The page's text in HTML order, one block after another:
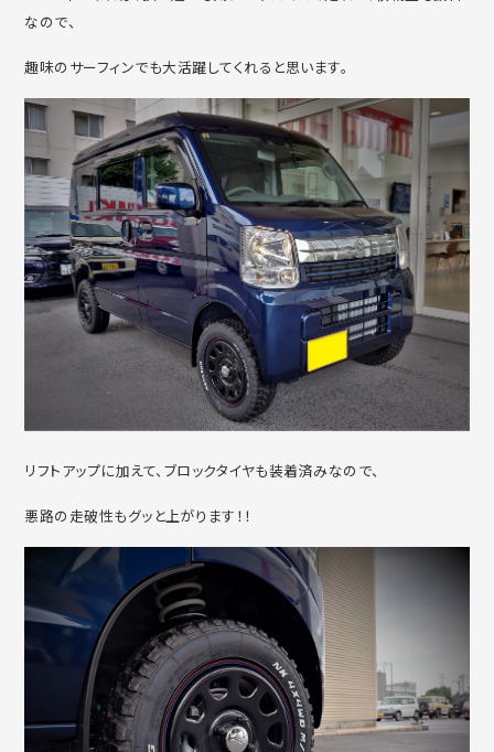
なので、
趣味のサーフィンでも大活躍してくれると思います。
リフトアップに加えて、ブロックタイヤも装着済みなので、
悪路の走破性もグッと上がります！！